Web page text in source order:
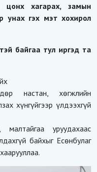
цонх хагарах, замын
унах гэх мэт хохирол
байгаа тул иргэд та
настан, хөгжлийн
хүнгүйгээр үлдээхгүй
уруудахаас
байхыг Есөнбулаг